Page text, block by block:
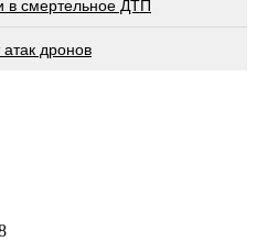
в смертельное ДТП
дронов